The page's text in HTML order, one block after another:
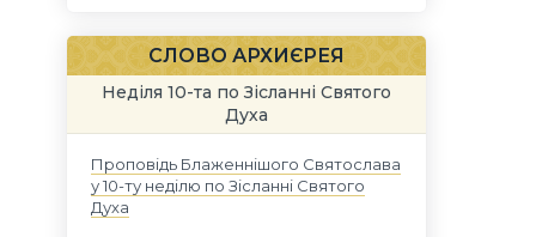
СЛОВО АРХИЄРЕЯ
Неділя 10-та по Зісланні Святого
Духа
Проповідь Блаженнішого Святослава
у 10-ту неділю по Зісланні Святого
Духа